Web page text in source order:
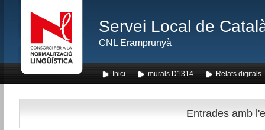
Servei Local de
CNL Eramprunyà
Inici murals D1314 Relats digitals
Entrades amb